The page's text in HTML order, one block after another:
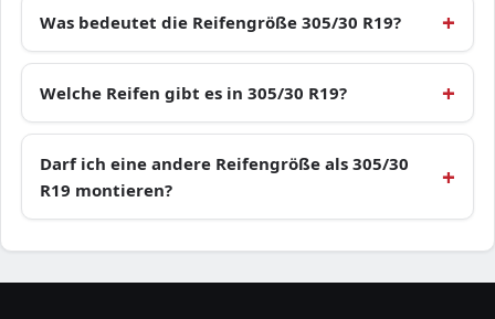
Was bedeutet die Reifengröße 305/30 R19?
Welche Reifen gibt es in 305/30 R19?
Darf ich eine andere Reifengröße als 305/30
R19 montieren?